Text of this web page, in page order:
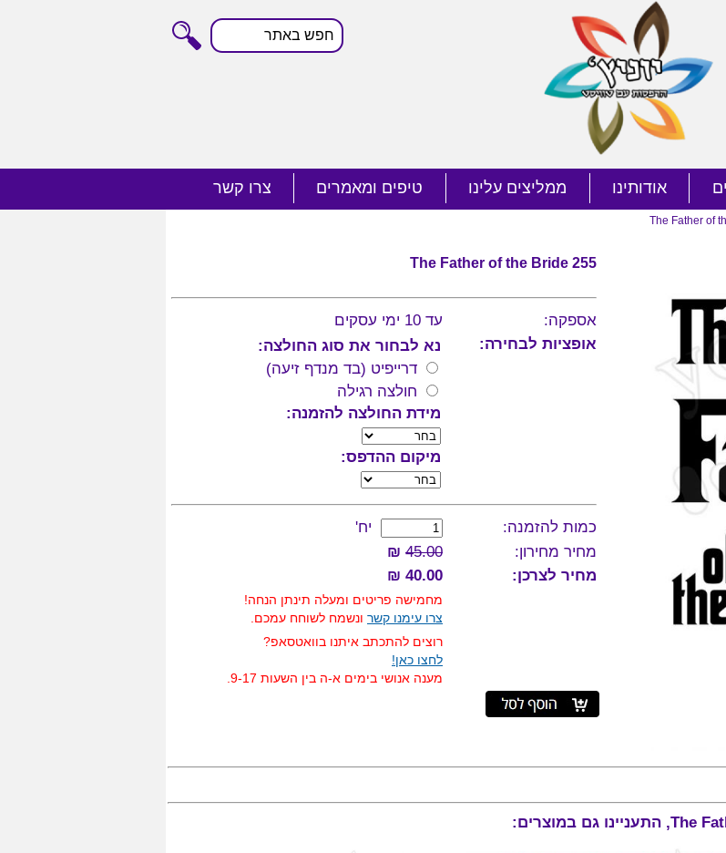
אודותינו ממליצים עלינו טיפים ומאמרים צרו קשר
חפש
באתר
The Father of the Bride 255
אספקה:
עד 10 ימי עסקים
אופציות לבחירה:
נא לבחור את סוג החולצה:
דרייפיט (בד מנדף זיעה)
חולצה רגילה
מידת החולצה להזמנה:
מיקום ההדפס:
כמות להזמנה:
יח'
מחיר מחירון:
45.00
₪
מחיר לצרכן:
40.00 ₪
מחמישה פריטים ומעלה תינתן הנחה!
צרו עימנו קשר ונשמח לשוחח עמכם.
רוצים להתכתב איתנו בוואטסאפ?
לחצו כאן!
מענה אנושי בימים א-ה בין השעות 9-17.